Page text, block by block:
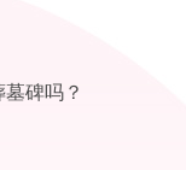
碑吗？